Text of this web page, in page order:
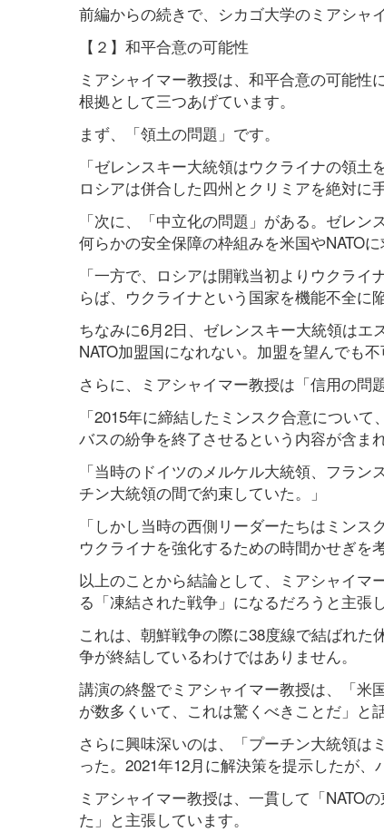
前編からの続きで、シカゴ大学のミアシャ
【２】和平合意の可能性
ミアシャイマー教授は、和平合意の可能性
根拠として三つあげています。
まず、「領土の問題」です。
「ゼレンスキー大統領はウクライナの領
ロシアは併合した四州とクリミアを絶対に
「次に、「中立化の問題」がある。ゼレ
何らかの安全保障の枠組みを米国やNATOに
「一方で、ロシアは開戦当初よりウクラ
らば、ウクライナという国家を機能不全に
ちなみに6月2日、ゼレンスキー大統領は
NATO加盟国になれない。加盟を望んでも
さらに、ミアシャイマー教授は「信用の問
「2015年に締結したミンスク合意につい
バスの紛争を終了させるという内容が含ま
「当時のドイツのメルケル大統領、フラ
チン大統領の間で約束していた。」
「しかし当時の西側リーダーたちはミン
ウクライナを強化するための時間かせぎを
以上のことから結論として、ミアシャイマ
る「凍結された戦争」になるだろうと主張し
これは、朝鮮戦争の際に38度線で結ばれ
争が終結しているわけではありません。
講演の終盤でミアシャイマー教授は、「米
が数多くいて、これは驚くべきことだ」と
さらに興味深いのは、「プーチン大統領
った。2021年12月に解決策を提示したが、
ミアシャイマー教授は、一貫して「NATO
た」と主張しています。